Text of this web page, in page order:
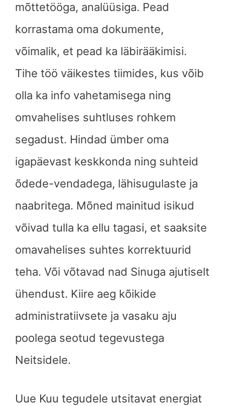
mõttetööga, analüüsiga. Pead
korrastama oma dokumente,
võimalik, et pead ka läbirääkimisi.
Tihe töö väikestes tiimides, kus võib
olla ka info vahetamisega ning
omvahelises suhtluses rohkem
segadust. Hindad ümber oma
igapäevast keskkonda ning suhteid
õdede-vendadega, lähisugulaste ja
naabritega. Mõned mainitud isikud
võivad tulla ka ellu tagasi, et saaksite
omavahelises suhtes korrektuurid
teha. Või võtavad nad Sinuga ajutiselt
ühendust. Kiire aeg kõikide
administratiivsete ja vasaku aju
poolega seotud tegevustega
Neitsidele.
Uue Kuu tegudele utsitavat energiat